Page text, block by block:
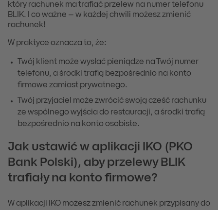
który rachunek ma trafiać przelew na numer telefonu
BLIK. I co ważne – w każdej chwili możesz zmienić
rachunek!
W praktyce oznacza to, że:
Twój klient może wysłać pieniądze na Twój numer
telefonu, a środki trafią bezpośrednio na konto
firmowe zamiast prywatnego.
Twój przyjaciel może zwrócić swoją cześć rachunku
ze wspólnego wyjścia do restauracji, a środki trafią
bezpośrednio na konto osobiste.
Jak ustawić w aplikacji IKO (PKO
Bank Polski), aby przelewy BLIK
trafiały na konto firmowe?
W aplikacji IKO możesz zmienić rachunek przypisany do